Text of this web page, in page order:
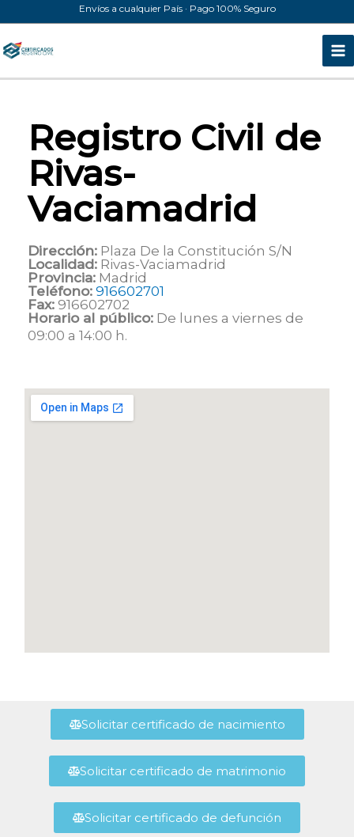
al
contenido
Envíos a cualquier País · Pago 100% Seguro
Registro Civil de
Rivas-
Vaciamadrid
Dirección: Plaza De la Constitución S/N
Localidad: Rivas-Vaciamadrid
Provincia: Madrid
Teléfono: 916602701
Fax: 916602702
Horario al público: De lunes a viernes de
09:00 a 14:00 h.
Solicitar certificado de nacimiento
Solicitar certificado de matrimonio
Solicitar certificado de defunción